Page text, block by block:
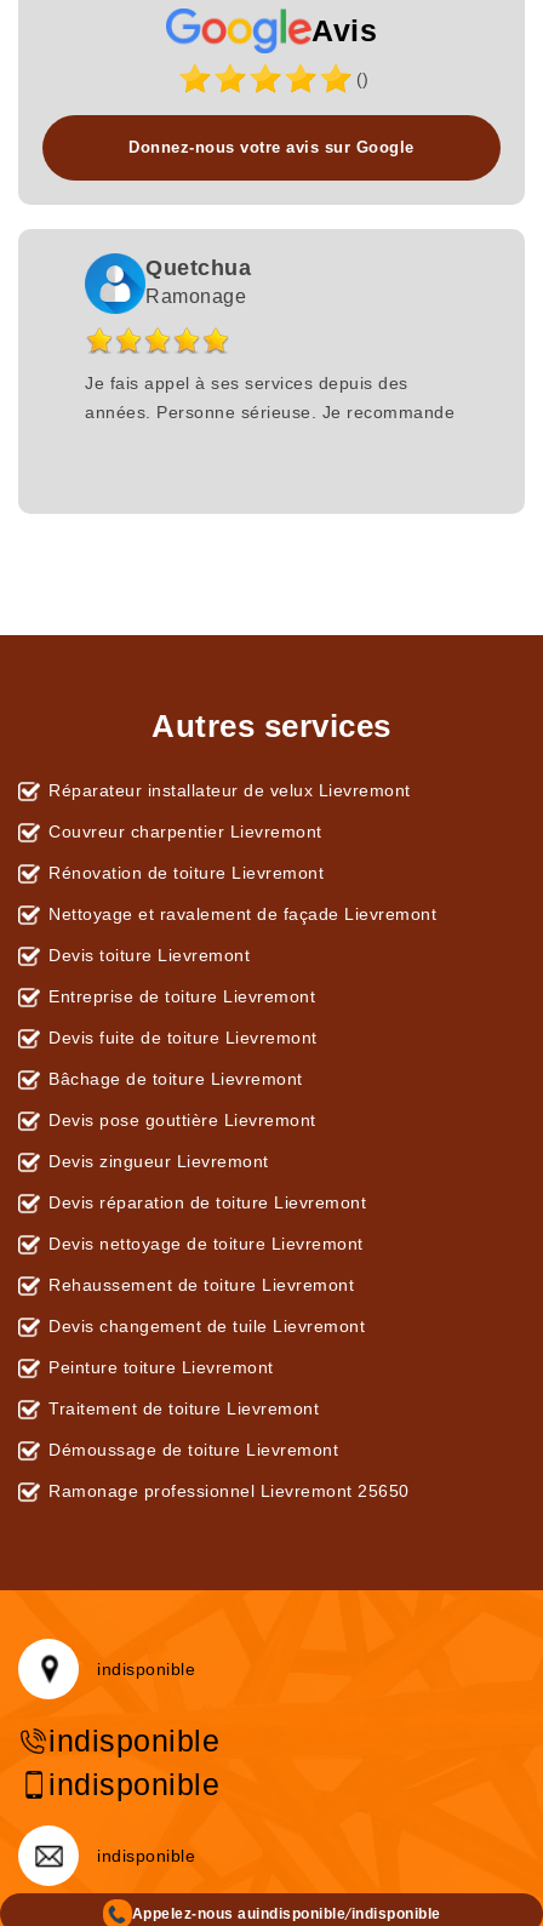
Avis
()
Donnez-nous votre avis sur Google
Quetchua
Ramonage
Je fais appel à ses services depuis des
années. Personne sérieuse. Je recommande
Autres services
Réparateur installateur de velux Lievremont
Couvreur charpentier Lievremont
Rénovation de toiture Lievremont
Nettoyage et ravalement de façade Lievremont
Devis toiture Lievremont
Entreprise de toiture Lievremont
Devis fuite de toiture Lievremont
Bâchage de toiture Lievremont
Devis pose gouttière Lievremont
Devis zingueur Lievremont
Devis réparation de toiture Lievremont
Devis nettoyage de toiture Lievremont
Rehaussement de toiture Lievremont
Devis changement de tuile Lievremont
Peinture toiture Lievremont
Traitement de toiture Lievremont
Démoussage de toiture Lievremont
Ramonage professionnel Lievremont 25650
indisponible
indisponible
indisponible
indisponible
Appelez-nous auindisponible/indisponible